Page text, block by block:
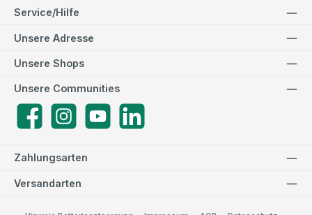
Service/Hilfe
Zahlungsarten
Versandarten
Unsere Adresse
Unsere Communities
FacebookInstagramYouTube
Unsere Shops